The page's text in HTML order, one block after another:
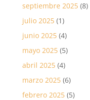
septiembre 2025(8)
julio 2025(1)
junio 2025(4)
mayo 2025(5)
abril 2025(4)
marzo 2025(6)
febrero 2025(5)